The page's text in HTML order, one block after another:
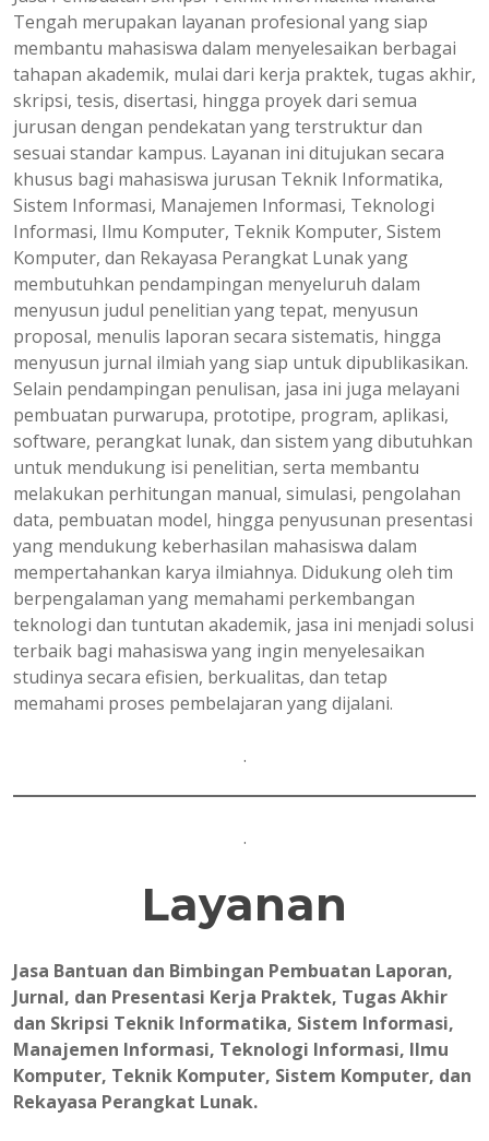
Tengah merupakan layanan profesional yang siap
membantu mahasiswa dalam menyelesaikan berbagai
tahapan akademik, mulai dari kerja praktek, tugas akhir,
skripsi, tesis, disertasi, hingga proyek dari semua
jurusan dengan pendekatan yang terstruktur dan
sesuai standar kampus. Layanan ini ditujukan secara
khusus bagi mahasiswa jurusan Teknik Informatika,
Sistem Informasi, Manajemen Informasi, Teknologi
Informasi, Ilmu Komputer, Teknik Komputer, Sistem
Komputer, dan Rekayasa Perangkat Lunak yang
membutuhkan pendampingan menyeluruh dalam
menyusun judul penelitian yang tepat, menyusun
proposal, menulis laporan secara sistematis, hingga
menyusun jurnal ilmiah yang siap untuk dipublikasikan.
Selain pendampingan penulisan, jasa ini juga melayani
pembuatan purwarupa, prototipe, program, aplikasi,
software, perangkat lunak, dan sistem yang dibutuhkan
untuk mendukung isi penelitian, serta membantu
melakukan perhitungan manual, simulasi, pengolahan
data, pembuatan model, hingga penyusunan presentasi
yang mendukung keberhasilan mahasiswa dalam
mempertahankan karya ilmiahnya. Didukung oleh tim
berpengalaman yang memahami perkembangan
teknologi dan tuntutan akademik, jasa ini menjadi solusi
terbaik bagi mahasiswa yang ingin menyelesaikan
studinya secara efisien, berkualitas, dan tetap
memahami proses pembelajaran yang dijalani.
.
.
Layanan
Jasa Bantuan dan Bimbingan Pembuatan Laporan,
Jurnal, dan Presentasi Kerja Praktek, Tugas Akhir
dan Skripsi Teknik Informatika, Sistem Informasi,
Manajemen Informasi, Teknologi Informasi, Ilmu
Komputer, Teknik Komputer, Sistem Komputer, dan
Rekayasa Perangkat Lunak.